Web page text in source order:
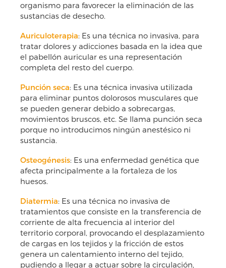
organismo para favorecer la eliminación de las
sustancias de desecho.
Auriculoterapia: Es una técnica no invasiva, para
tratar dolores y adicciones basada en la idea que
el pabellón auricular es una representación
completa del resto del cuerpo.
Punción seca: Es una técnica invasiva utilizada
para eliminar puntos dolorosos musculares que
se pueden generar debido a sobrecargas,
movimientos bruscos, etc. Se llama punción seca
porque no introducimos ningún anestésico ni
sustancia.
Osteogénesis: Es una enfermedad genética que
afecta principalmente a la fortaleza de los
huesos.
Diatermia: Es una técnica no invasiva de
tratamientos que consiste en la transferencia de
corriente de alta frecuencia al interior del
territorio corporal, provocando el desplazamiento
de cargas en los tejidos y la fricción de estos
genera un calentamiento interno del tejido,
pudiendo a llegar a actuar sobre la circulación,